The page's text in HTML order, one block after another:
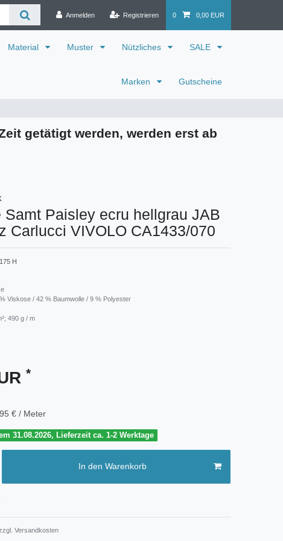
Anmelden Registrieren 0 0,00 EUR
Material Muster Nützliches SALE
Marken Gutscheine
getätigt werden, werden erst ab
Samt Paisley ecru hellgrau JAB
Carlucci VIVOLO CA1433/070
H
Viskose / 42 % Baumwolle / 9 % Polyester
490 g / m
*
€ / Meter
31.08.2026, Lieferzeit ca. 1-2 Werktage
In den Warenkorb
Versandkosten